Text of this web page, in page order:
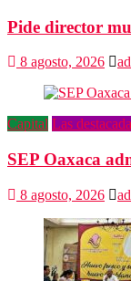
Pide director
8 agosto, 2026
Capital Las
SEP Oaxaca
8 agosto, 2026